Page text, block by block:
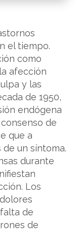
el tiempo.
como
afección
y las
de 1950,
endógena
de
que a
un síntoma.
durante
Los
de
de